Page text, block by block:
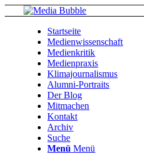
Startseite
Medienwissenschaft
Medienkritik
Medienpraxis
Klimajournalismus
Alumni-Portraits
Der Blog
Mitmachen
Kontakt
Archiv
Suche
Menü Menü